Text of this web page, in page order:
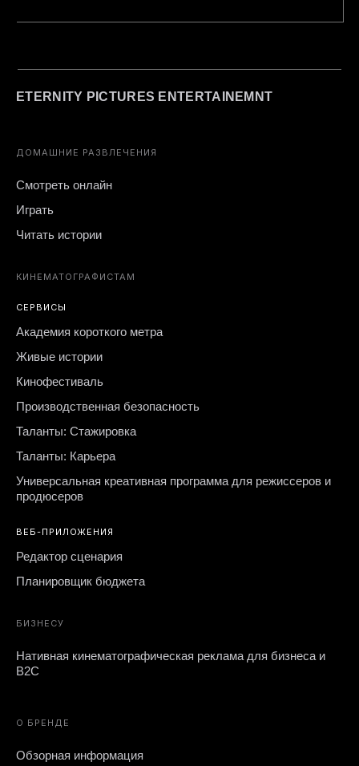
ETERNITY PICTURES ENTERTAINEMNT
ДОМАШНИЕ РАЗВЛЕЧЕНИЯ
Смотреть онлайн
Играть
Читать истории
КИНЕМАТОГРАФИСТАМ
СЕРВИСЫ
Академия короткого метра
Живые истории
Кинофестиваль
Производственная безопасность
Таланты: Стажировка
Таланты: Карьера
Универсальная креативная программа для режиссеров и
продюсеров
ВЕБ-ПРИЛОЖЕНИЯ
Редактор сценария
Планировщик бюджета
БИЗНЕСУ
Нативная кинематографическая реклама для бизнеса и
B2C
О БРЕНДЕ
Обзорная информация